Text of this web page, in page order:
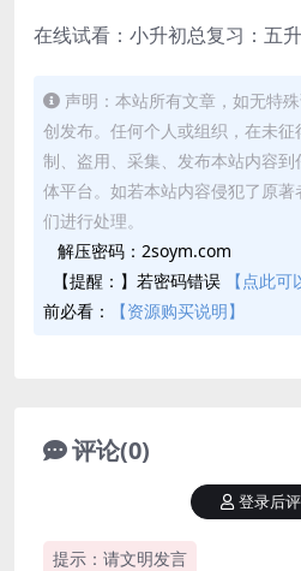
在线试看：小升初总复习：五
声明：本站所有文章，如无特
创发布。任何个人或组织，在未
制、盗用、采集、发布本站内容
体平台。如若本站内容侵犯了原
们进行处理。
解压密码：2soym.com
【提醒：】若密码错误
【点此可
前必看：
【资源购买说明】
评论(0)
提示：请文明发言
登录后